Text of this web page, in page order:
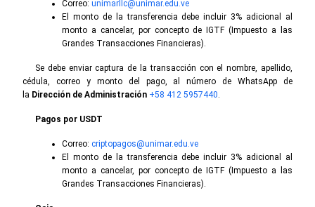
Correo: unimarllc@unimar.edu.ve
El monto de la transferencia debe incluir 3% adicional al
monto a cancelar, por concepto de IGTF (Impuesto a las
Grandes Transacciones Financieras).
Se debe enviar captura de la transacción con el nombre, apellido,
cédula, correo y monto del pago, al número de WhatsApp de
la Dirección de Administración +58 412 5957440.
Pagos por USDT
Correo: criptopagos@unimar.edu.ve
El monto de la transferencia debe incluir 3% adicional al
monto a cancelar, por concepto de IGTF (Impuesto a las
Grandes Transacciones Financieras).